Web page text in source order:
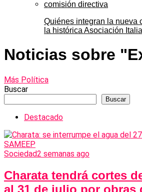
Quiénes integran la nueva
la histórica Asociación
Noticias sobre
Más Política
Buscar
Buscar
Destacado
Sociedad2 semanas ago
Charata tendrá cortes
al 31 de julio por obras